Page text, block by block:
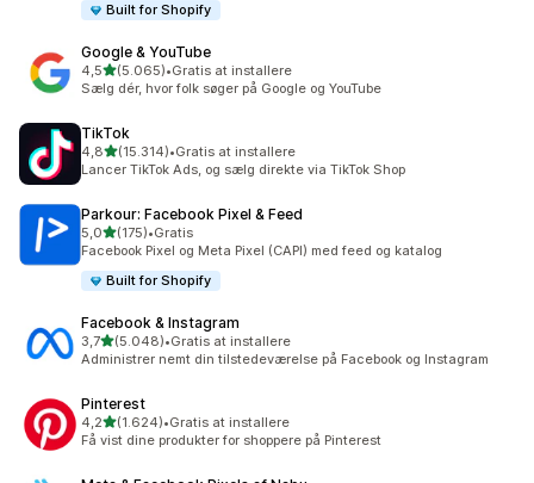
Built for Shopify
Google & YouTube
4,5ud af 5 stjerner
(5.065)
5065 anmeldelser i alt
•Gratis at installere
Sælg dér, hvor folk søger på Google og YouTube
TikTok
4,8ud af 5 stjerner
(15.314)
15314 anmeldelser i alt
•Gratis at installere
Lancer TikTok Ads, og sælg direkte via TikTok Shop
Parkour: Facebook Pixel & Feed
5,0ud af 5 stjerner
(175)
175 anmeldelser i alt
•Gratis
Facebook Pixel og Meta Pixel (CAPI) med feed og katalog
Built for Shopify
Facebook & Instagram
3,7ud af 5 stjerner
(5.048)
5048 anmeldelser i alt
•Gratis at installere
Administrer nemt din tilstedeværelse på Facebook og Instagram
Pinterest
4,2ud af 5 stjerner
(1.624)
1624 anmeldelser i alt
•Gratis at installere
Få vist dine produkter for shoppere på Pinterest